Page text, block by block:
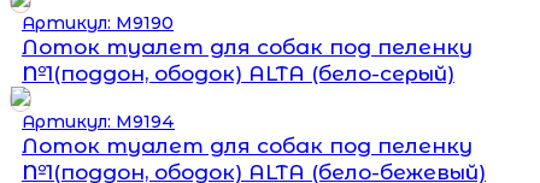
Артикул: М9190
Лоток туалет для собак под пеленку
№1(поддон, ободок) ALTA (бело-серый)
Артикул: М9194
Лоток туалет для собак под пеленку
№1(поддон, ободок) ALTA (бело-бежевый)